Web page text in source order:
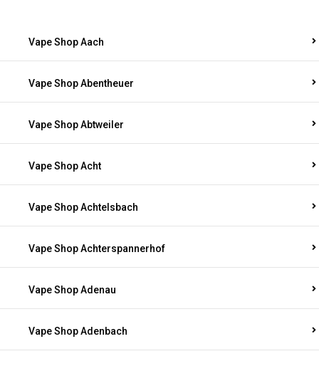
Vape Shop Aach
Vape Shop Abentheuer
Vape Shop Abtweiler
Vape Shop Acht
Vape Shop Achtelsbach
Vape Shop Achterspannerhof
Vape Shop Adenau
Vape Shop Adenbach